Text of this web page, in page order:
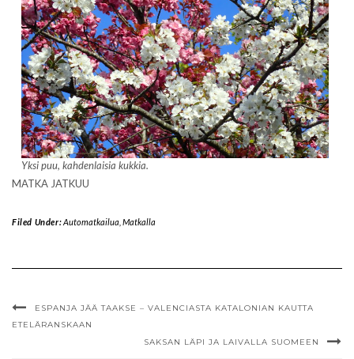
Yksi puu, kahdenlaisia kukkia.
MATKA JATKUU
Filed Under:Automatkailua Matkalla
ESPANJA JÄÄ TAAKSE – VALENCIASTA KATALONIAN KAUTTA
ETELÄRANSKAAN
SAKSAN LÄPI JA LAIVALLA SUOMEEN